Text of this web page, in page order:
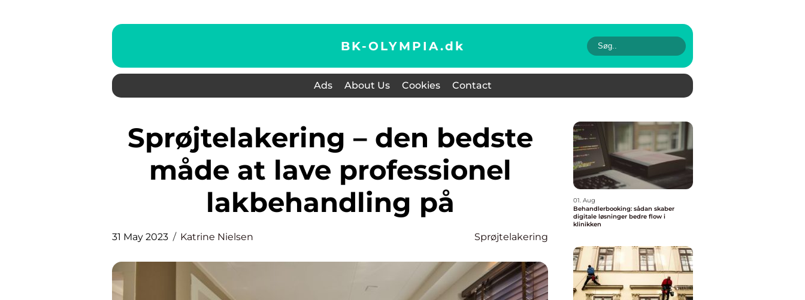
BK-OLYMPIA.dk
Ads About Us Cookies Contact
Sprøjtelakering – den bedste
måde at lave professionel
lakbehandling på
31 May 2023 Katrine Nielsen Sprøjtelakering
01. Aug
Behandlerbooking: sådan skaber
digitale løsninger bedre flow i
klinikken